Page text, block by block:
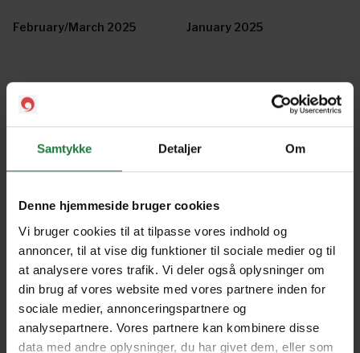
Samtykke Detaljer Om
Denne hjemmeside bruger cookies
Vi bruger cookies til at tilpasse vores indhold og
annoncer, til at vise dig funktioner til sociale medier og til
at analysere vores trafik. Vi deler også oplysninger om
din brug af vores website med vores partnere inden for
sociale medier, annonceringspartnere og
analysepartnere. Vores partnere kan kombinere disse
data med andre oplysninger, du har givet dem, eller som
February/March 2025 January 2025
August/September 2024 July 2024
June 2024
April 2024 March 2024
February 2024 January 2024